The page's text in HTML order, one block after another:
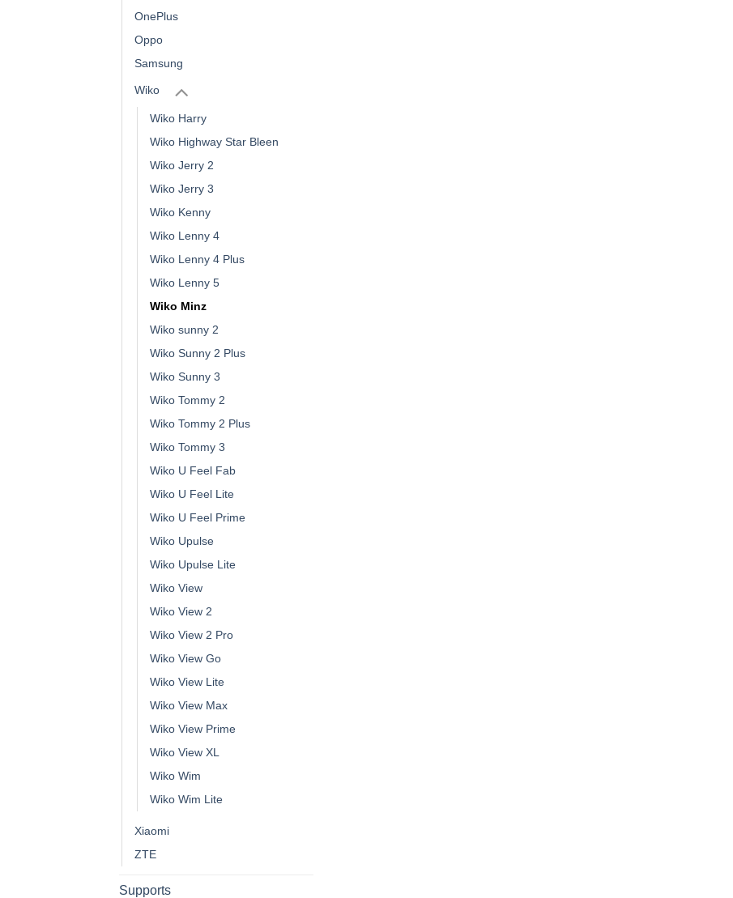
OnePlus
Oppo
Samsung
Wiko
Wiko Harry
Wiko Highway Star Bleen
Wiko Jerry 2
Wiko Jerry 3
Wiko Kenny
Wiko Lenny 4
Wiko Lenny 4 Plus
Wiko Lenny 5
Wiko Minz
Wiko sunny 2
Wiko Sunny 2 Plus
Wiko Sunny 3
Wiko Tommy 2
Wiko Tommy 2 Plus
Wiko Tommy 3
Wiko U Feel Fab
Wiko U Feel Lite
Wiko U Feel Prime
Wiko Upulse
Wiko Upulse Lite
Wiko View
Wiko View 2
Wiko View 2 Pro
Wiko View Go
Wiko View Lite
Wiko View Max
Wiko View Prime
Wiko View XL
Wiko Wim
Wiko Wim Lite
Xiaomi
ZTE
Supports